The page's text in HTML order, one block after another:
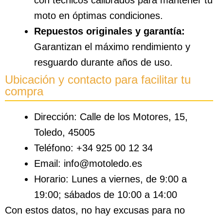
moto en óptimas condiciones.
Repuestos originales y garantía:
Garantizan el máximo rendimiento y
resguardo durante años de uso.
Ubicación y contacto para facilitar tu
compra
Dirección: Calle de los Motores, 15,
Toledo, 45005
Teléfono: +34 925 00 12 34
Email: info@motoledo.es
Horario: Lunes a viernes, de 9:00 a
19:00; sábados de 10:00 a 14:00
Con estos datos, no hay excusas para no